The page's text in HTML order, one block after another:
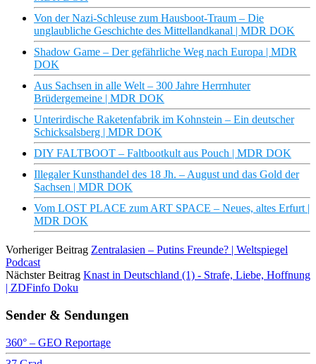
Von der Nazi-Schleuse zum Hausboot-Traum – Die
unglaubliche Geschichte des Mittellandkanal | MDR DOK
Shadow Game – Der gefährliche Weg nach Europa | MDR
DOK
Aus Sachsen in alle Welt – 300 Jahre Herrnhuter
Brüdergemeine | MDR DOK
Unterirdische Raketenfabrik im Kohnstein – Ein deutscher
Schicksalsberg | MDR DOK
DIY FALTBOOT – Faltbootkult aus Pouch | MDR DOK
Illegaler Kunsthandel des 18 Jh. – August und das Gold der
Sachsen | MDR DOK
Vom LOST PLACE zum ART SPACE – Neues, altes Erfurt |
MDR DOK
Vorheriger Beitrag Zentralasien – Putins Freunde? | Weltspiegel
Podcast
Nächster Beitrag Knast in Deutschland (1) - Strafe, Liebe, Hoffnung
| ZDFinfo Doku
Sender & Sendungen
360° – GEO Reportage